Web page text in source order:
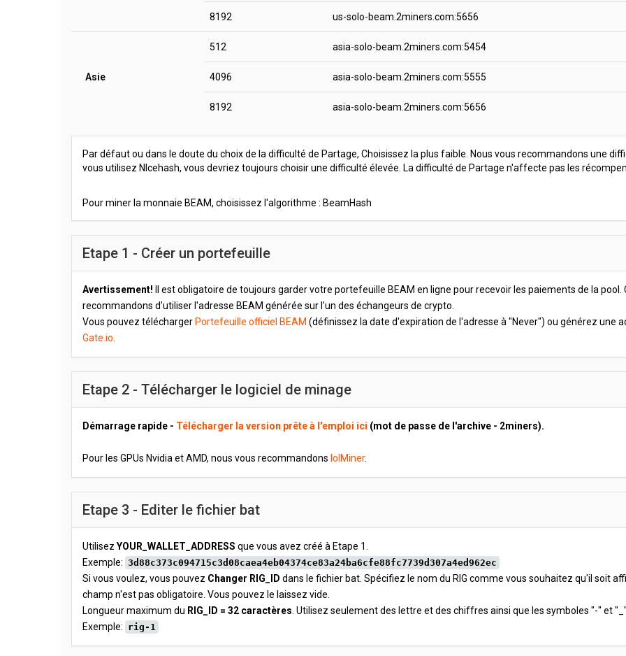
8192 us-solo-beam.2miners.com:5656
Asie
512 asia-solo-beam.2miners.com:5454
4096 asia-solo-beam.2miners.com:5555
8192 asia-solo-beam.2miners.com:5656
Par défaut ou dans le doute du choix de la difficulté de Partage, Choisissez la plus faible. Nous vous recommandons une
vous utilisez NIcehash, vous devriez toujours choisir une difficulté élevée. La difficulté de Partage n'affecte pas les
Pour miner la monnaie BEAM, choisissez l'algorithme : BeamHash
Etape 1 - Créer un portefeuille
Avertissement! Il est obligatoire de toujours garder votre portefeuille BEAM en ligne pour recevoir les paiements de la
recommandons d'utiliser l'adresse BEAM générée sur l'un des échangeurs de crypto.
Vous pouvez télécharger Portefeuille officiel BEAM (définissez la date d'expiration de l'adresse à "Never") ou générez une
Gate.io
Etape 2 - Télécharger le logiciel de minage
Démarrage rapide - Télécharger la version prête à l'emploi ici (mot de passe de l'archive - 2miners).
Pour les GPUs Nvidia et AMD, nous vous recommandons lolMiner.
Etape 3 - Editer le fichier bat
Utilisez YOUR_WALLET_ADDRESS que vous avez créé à Etape 1.
Exemple: 3d88c373c094715c3d08caea4eb04374ce83a24ba6cfe88fc7739d307a4ed962ec
Si vous voulez, vous pouvez Changer RIG_ID dans le fichier bat. Spécifiez le nom du RIG comme vous souhaitez qu'il soit
champ n'est pas obligatoire. Vous pouvez le laissez vide.
Longueur maximum du RIG_ID = 32 caractères . Utilisez seulement des lettre et des chiffres ainsi que les symboles "-" et "_".
Exemple: rig-1